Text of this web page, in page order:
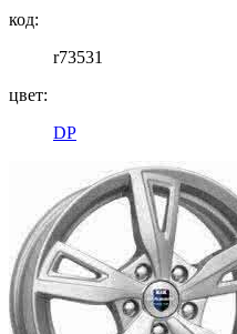
код:
r73531
цвет:
DP